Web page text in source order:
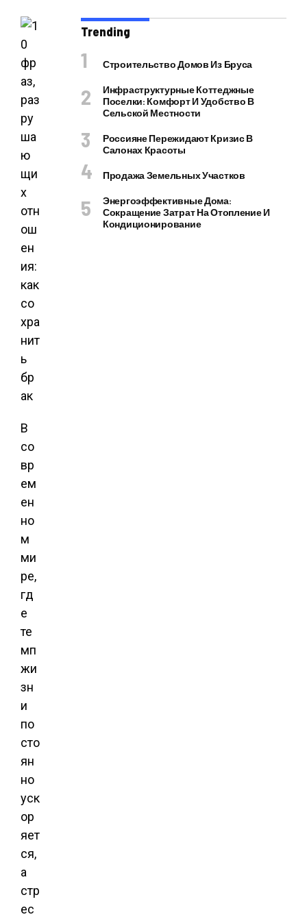
В
со
вр
ем
ен
но
м
ми
ре,
гд
е
те
мп
жи
зн
и
по
сто
ян
но
уск
ор
яет
ся,
а
стр
ес
Trending
Строительство Домов Из Бруса
Инфраструктурные Коттеджные
Поселки: Комфорт И Удобство В
Сельской Местности
Россияне Пережидают Кризис В
Салонах Красоты
Продажа Земельных Участков
Энергоэффективные Дома:
Сокращение Затрат На Отопление И
Кондиционирование